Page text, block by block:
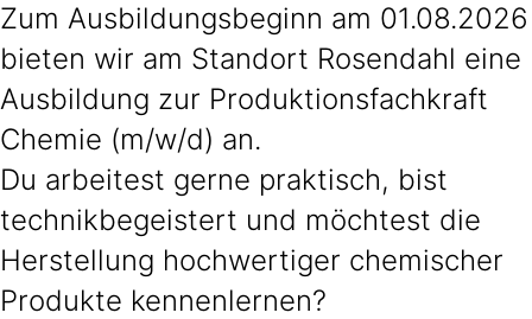
Zum Ausbildungsbeginn am 01.08.2026
bieten wir am Standort Rosendahl eine
Ausbildung zur Produktionsfachkraft
Chemie (m/w/d) an.
Du arbeitest gerne praktisch, bist
technikbegeistert und möchtest die
Herstellung hochwertiger chemischer
Produkte kennenlernen?